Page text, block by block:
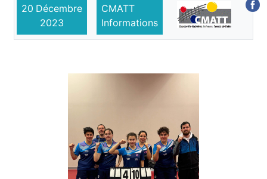
20 Décembre
2023
CMATT
Informations